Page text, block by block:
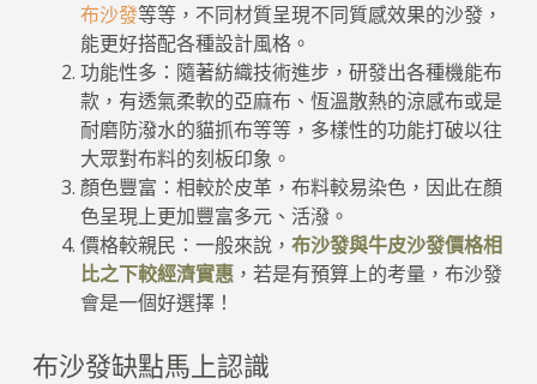
布沙發等等，不同材質呈現不同質感效果的沙發，
能更好搭配各種設計風格。
功能性多：隨著紡織技術進步，研發出各種機能布
款，有透氣柔軟的亞麻布、恆溫散熱的涼感布或是
耐磨防潑水的貓抓布等等，多樣性的功能打破以往
大眾對布料的刻板印象。
顏色豐富：相較於皮革，布料較易染色，因此在顏
色呈現上更加豐富多元、活潑。
價格較親民：一般來說， 布沙發與牛皮沙發價格相
比之下較經濟實惠，若是有預算上的考量，布沙發
會是一個好選擇！
布沙發缺點馬上認識